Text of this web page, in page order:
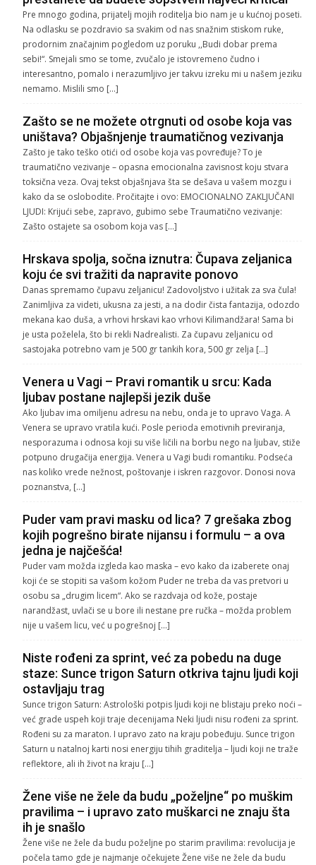
Pre mnogo godina, prijatelj mojih roditelja bio nam je u kućnoj poseti.
Na odlasku se pozdravio sa svakim od nas snažnim stiskom ruke,
prodornim značajnim pogledom uz poruku ,,Budi dobar prema
sebi!“. Smejali smo se tome, zvučalo je istovremeno čudno i
interesantno, pomalo i nerazumljivo jer takvu izreku mi u našem jeziku
nemamo. Mislili smo […]
Zašto se ne možete otrgnuti od osobe koja vas
uništava? Objašnjenje traumatičnog vezivanja
Zašto je tako teško otići od osobe koja vas povređuje? To je
traumatično vezivanje – opasna emocionalna zavisnost koju stvara
toksična veza. Ovaj tekst objašnjava šta se dešava u vašem mozgu i
kako da se oslobodite. Pročitajte i ovo: EMOCIONALNO ZAKLJUČANI
LJUDI: Krijući sebe, zapravo, gubimo sebe Traumatično vezivanje:
Zašto ostajete sa osobom koja vas […]
Hrskava spolja, sočna iznutra: Čupava zeljanica
koju će svi tražiti da napravite ponovo
Danas spremamo čupavu zeljanicu! Zadovoljstvo i užitak za sva čula!
Zanimljiva za videti, ukusna za jesti, a na dodir čista fantazija, odozdo
mekana kao duša, a vrhovi hrskavi kao vrhovi Kilimandžara! Sama bi
je usta poželela, što bi rekli Nadrealisti. Za čupavu zeljanicu od
sastojaka potrebno vam je 500 gr tankih kora, 500 gr zelja […]
Venera u Vagi – Pravi romantik u srcu: Kada
ljubav postane najlepši jezik duše
Ako ljubav ima omiljenu adresu na nebu, onda je to upravo Vaga. A
Venera se upravo vratila kući. Posle perioda emotivnih previranja,
nesporazuma i odnosa koji su više ličili na borbu nego na ljubav, stiže
potpuno drugačija energija. Venera u Vagi budi romantiku. Podseća
nas koliko vrede nežnost, poštovanje i iskren razgovor. Donosi nova
poznanstva, […]
Puder vam pravi masku od lica? 7 grešaka zbog
kojih pogrešno birate nijansu i formulu – a ova
jedna je najčešća!
Puder vam možda izgleda kao maska – evo kako da izaberete onaj
koji će se stopiti sa vašom kožom Puder ne treba da vas pretvori u
osobu sa „drugim licem“. Ako se razdvaja od kože, postaje
narandžast, uvlači se u bore ili nestane pre ručka – možda problem
nije u vašem licu, već u pogrešnoj […]
Niste rođeni za sprint, već za pobedu na duge
staze: Sunce trigon Saturn otkriva tajnu ljudi koji
ostavljaju trag
Sunce trigon Saturn: Astrološki potpis ljudi koji ne blistaju preko noći –
već grade uspeh koji traje decenijama Neki ljudi nisu rođeni za sprint.
Rođeni su za maraton. I upravo zato na kraju pobeđuju. Sunce trigon
Saturn u natalnoj karti nosi energiju tihih graditelja – ljudi koji ne traže
reflektore, ali ih život na kraju […]
Žene više ne žele da budu „poželjne“ po muškim
pravilima – i upravo zato muškarci ne znaju šta
ih je snašlo
Žene više ne žele da budu poželjne po starim pravilima: revolucija je
počela tamo gde je najmanje očekujete Žene više ne žele da budu